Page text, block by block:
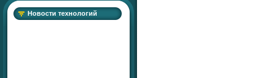
Новости технологий